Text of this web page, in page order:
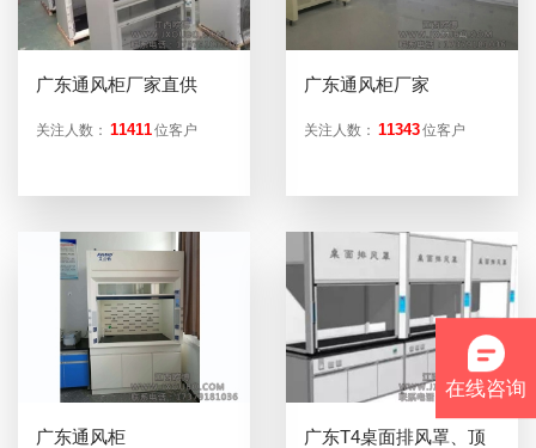
广东通风柜厂家直供
关注人数： 11411位客户
广东通风柜厂家
关注人数： 11343位客户
广东通风柜
广东T4桌面排风罩、顶
在线咨询